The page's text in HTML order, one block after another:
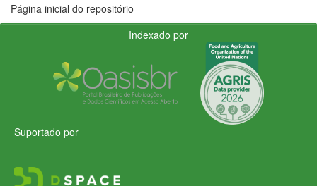
Página inicial do repositório
Indexado por
Suportado por